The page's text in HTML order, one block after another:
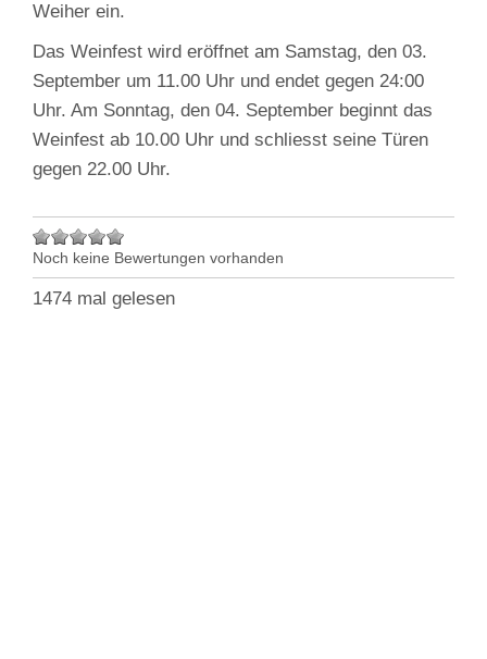
Weiher ein.
Das Weinfest wird eröffnet am Samstag, den 03.
September um 11.00 Uhr und endet gegen 24:00
Uhr. Am Sonntag, den 04. September beginnt das
Weinfest ab 10.00 Uhr und schliesst seine Türen
gegen 22.00 Uhr.
Noch keine Bewertungen vorhanden
1474 mal gelesen